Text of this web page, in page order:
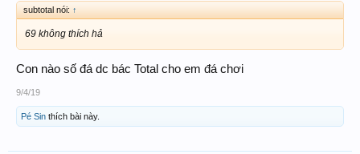
subtotal nói: ↑
69 không thích hả
Con nào số đá dc bác Total cho em đá chơi
9/4/19
Pé Sin thích bài này.